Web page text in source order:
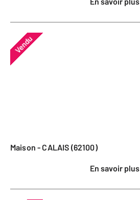
Vendu
Maison - CALAIS (62100)
En savoir plus